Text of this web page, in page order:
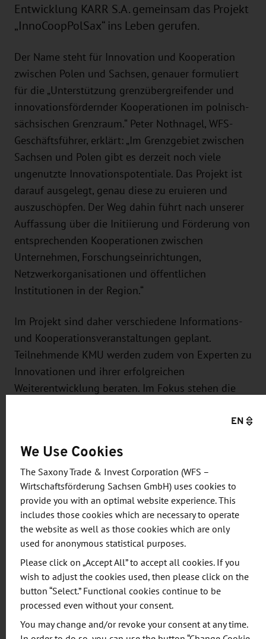
Entwicklung KARR S.A. gemeinsam das Projekt
„InnoCoopPolSax“ ins Leben gerufen.
Der Name steht für Innovation und Kooperation
zwischen Polen und Sachsen, genauer formuliert
für die „Unterstützung grenzübergreifender und
innovationsfördernder Kooperationen im polnisch-
sächsischen Grenzraum.“ Peter Nothnagel, WFS-
Geschäftsführer, erklärt: „Im Grenzgebiet zwischen
Sachsen und Polen gibt es derzeit noch viele
ungenutzte Innovationspotentiale. Das Projekt ist
darauf ausgelegt, genau diese zu eruieren und
auszuschöpfen. Der Weg dahin führt nach unserer
Auffassung über die Initiierung und Förderung von
entsprechenden Kooperationen zwischen
Unternehmen, Forschungseinrichtungen,
Netzwerkorganisationen und öffentlichen
Institutionen in der Region.“
Im Projekt sind daher verschiedene Informations-
und Kooperationsveranstaltungen geplant.
Teilnehmende KMU werden zudem von Experten zu
Innovationen und ihrer erfolgreichen
Weiterentwicklung beraten. Im Fokus stehen die
Kunststoff- und Metallverarbeitung, IT, Automation
Das Projekt InnoCoopPolSax verfügt über ein
Gesamtbudget in Höhe von knapp 358.000 Euro.
Insgesamt 85 Prozent fördert die Europäische
Union über das INTERREG-Programm. Lead Partner
im Projekt ist die WFS. Der offizielle Startschuss
im Technologie- und Gründerzentrum Bautzen.
Über das Kooperationsprogramm
EN
We Use Cookies
The Saxony Trade & Invest Corporation (WFS –
Wirtschaftsförderung Sachsen GmbH) uses cookies to
provide you with an optimal website experience. This
includes those cookies which are necessary to operate
the website as well as those cookies which are only
used for anonymous statistical purposes.
Please click on „Accept All” to accept all cookies. If you
wish to adjust the cookies used, then please click on the
button “Select.” Functional cookies continue to be
processed even without your consent.
You may change and/or revoke your consent at any time.